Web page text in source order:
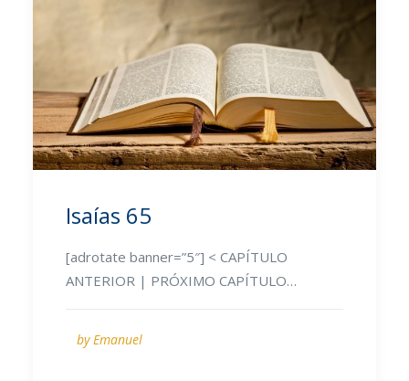
Isaías 65
[adrotate banner=”5″] < CAPÍTULO
ANTERIOR | PRÓXIMO CAPÍTULO…
by Emanuel